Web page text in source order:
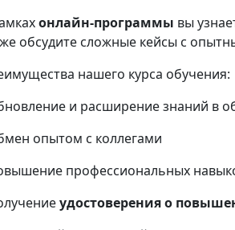
онлайн-программы вы
обсудите сложные кейсы с
нашего курса обучения:
и расширение знаний в
опытом с коллегами
профессиональных
удостоверения о